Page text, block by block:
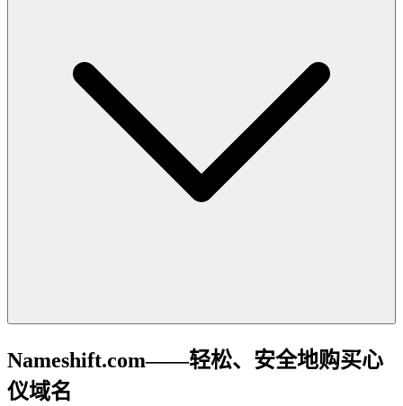
Nameshift.com——轻松、安全地购买心
仪域名